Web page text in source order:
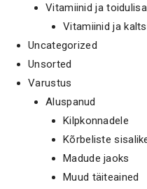
Vitamiinid ja
Vitamiinid ja
Uncategorized
Unsorted
Varustus
Aluspanud
Kilpkonnadele
Kõrbeliste
Madude jaoks
Muud täiteained